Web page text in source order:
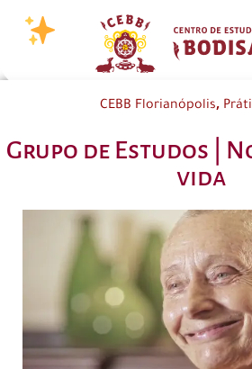
CEBB Florianópolis,
Grupo de Estudos |
vida